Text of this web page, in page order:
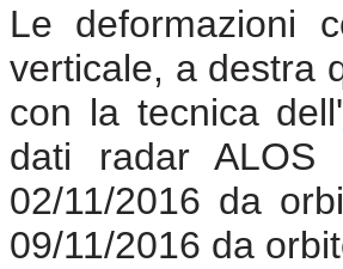
Le deformazioni
verticale, a destra
con la tecnica dell'
dati radar
02/11/2016 da
09/11/2016 da